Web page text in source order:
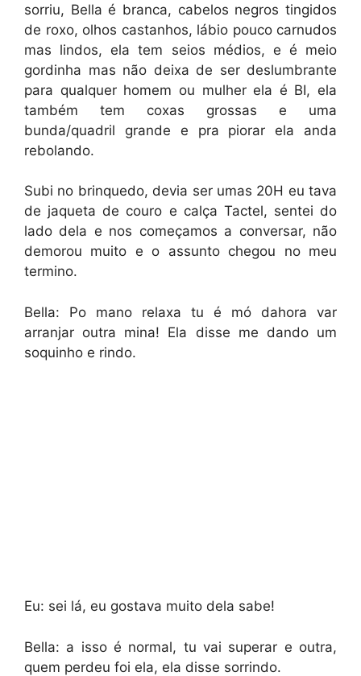
sorriu, Bella é branca, cabelos negros tingidos
de roxo, olhos castanhos, lábio pouco carnudos
mas lindos, ela tem seios médios, e é meio
gordinha mas não deixa de ser deslumbrante
para qualquer homem ou mulher ela é BI, ela
também tem coxas grossas e uma
bunda/quadril grande e pra piorar ela anda
rebolando.
Subi no brinquedo, devia ser umas 20H eu tava
de jaqueta de couro e calça Tactel, sentei do
lado dela e nos começamos a conversar, não
demorou muito e o assunto chegou no meu
termino.
Bella: Po mano relaxa tu é mó dahora var
arranjar outra mina! Ela disse me dando um
soquinho e rindo.
Eu: sei lá, eu gostava muito dela sabe!
Bella: a isso é normal, tu vai superar e outra,
quem perdeu foi ela, ela disse sorrindo.